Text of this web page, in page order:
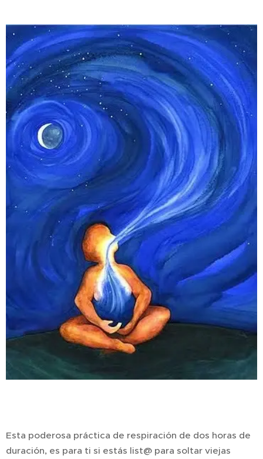
Esta poderosa práctica de respiración de dos horas de
duración, es para ti si estás list@ para soltar viejas